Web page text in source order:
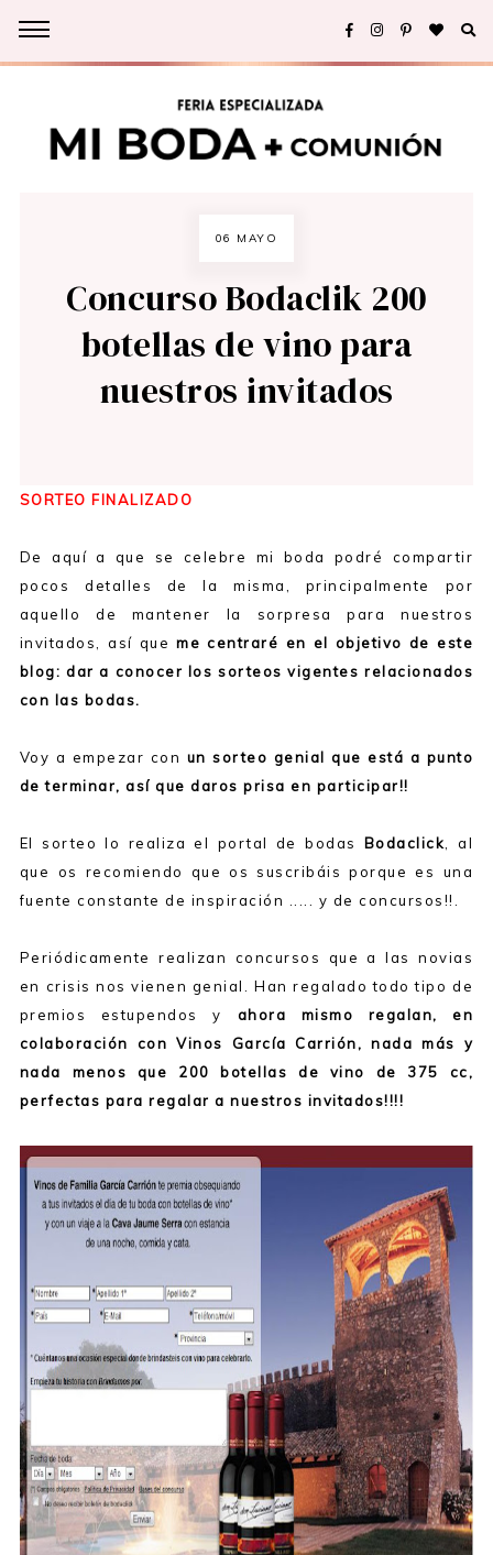
06 MAYO
Concurso Bodaclik 200
botellas de vino para
nuestros invitados
SORTEO FINALIZADO
De aquí a que se celebre mi boda podré compartir
pocos detalles de la misma, principalmente por
aquello de mantener la sorpresa para nuestros
invitados, así queme centraré en el objetivo de este
blog: dar a conocer los sorteos vigentes relacionados
con las bodas.
Voy a empezar con un sorteo genial que está a punto
de terminar, así que daros prisa en participar!!
El sorteo lo realiza el portal de bodas Bodaclick, al
que os recomiendo que os suscribáis porque es una
fuente constante de inspiración ..... y de concursos!!.
Periódicamente realizan concursos que a las novias
en crisis nos vienen genial. Han regalado todo tipo de
premios estupendos y ahora mismo regalan, en
colaboración con Vinos García Carrión, nada más y
nada menos que 200 botellas de vino de 375 cc,
perfectas para regalar a nuestros invitados!!!!